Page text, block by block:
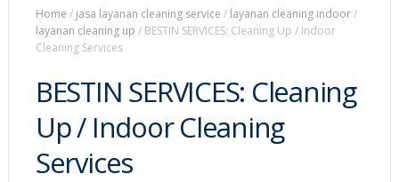
Home / jasa layanan cleaning service / layanan cleaning indoor/
layanan cleaning up / BESTIN SERVICES: Cleaning Up / Indoor
Cleaning Services
BESTIN SERVICES: Cleaning
Up / Indoor Cleaning
Services